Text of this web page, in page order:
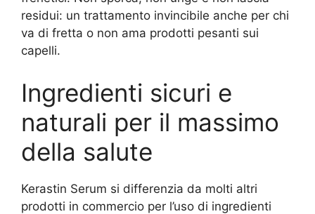
residui: un trattamento invincibile anche per chi
va di fretta o non ama prodotti pesanti sui
capelli.
Ingredienti sicuri e
naturali per il massimo
della salute
Kerastin Serum si differenzia da molti altri
prodotti in commercio per l’uso di ingredienti